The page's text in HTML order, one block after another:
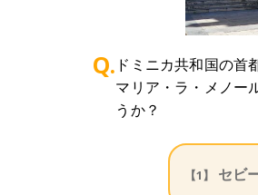
Q. ドミニカ共和国の首
マリア・ラ・メノー
うか？
【1】 セビ